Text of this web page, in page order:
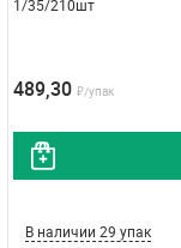
1/35/210шт
489,30 ₽/упак
В наличии 29 упак